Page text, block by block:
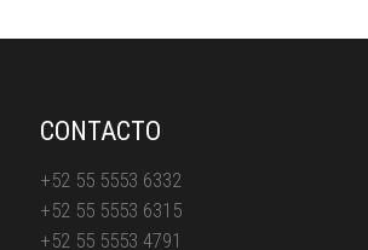
CONTACTO
+52 55 5553 6332
+52 55 5553 6315
+52 55 5553 4791